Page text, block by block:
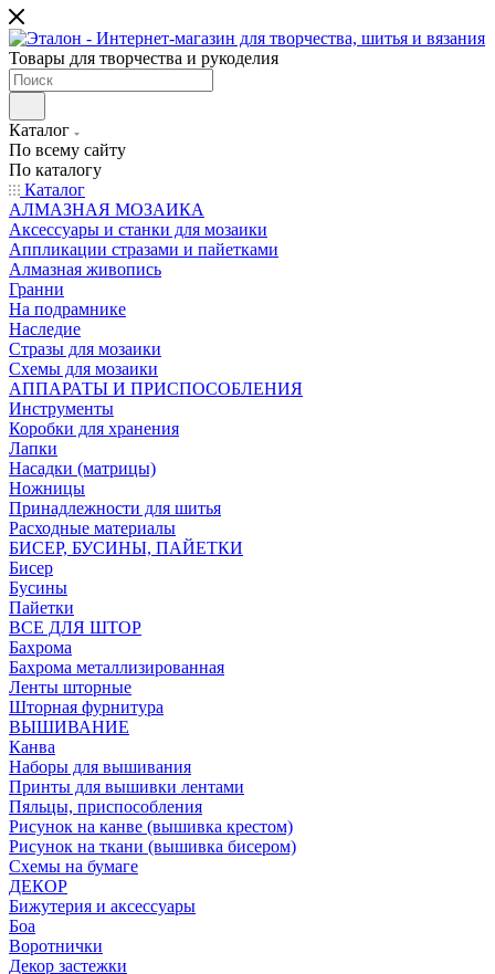
Товары для творчества и рукоделия
Каталог
По всему сайту
По каталогу
Каталог
АЛМАЗНАЯ МОЗАИКА
Аксессуары и станки для мозаики
Аппликации стразами и пайетками
Алмазная живопись
Гранни
На подрамнике
Наследие
Стразы для мозаики
Схемы для мозаики
АППАРАТЫ И ПРИСПОСОБЛЕНИЯ
Инструменты
Коробки для хранения
Лапки
Насадки (матрицы)
Ножницы
Принадлежности для шитья
Расходные материалы
БИСЕР, БУСИНЫ, ПАЙЕТКИ
Бисер
Бусины
Пайетки
ВСЕ ДЛЯ ШТОР
Бахрома
Бахрома металлизированная
Ленты шторные
Шторная фурнитура
ВЫШИВАНИЕ
Канва
Наборы для вышивания
Принты для вышивки лентами
Пяльцы, приспособления
Рисунок на канве (вышивка крестом)
Рисунок на ткани (вышивка бисером)
Схемы на бумаге
ДЕКОР
Бижутерия и аксессуары
Боа
Воротнички
Декор застежки